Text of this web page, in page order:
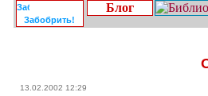
Забобрить!
Блог
13.02.2002 12:29